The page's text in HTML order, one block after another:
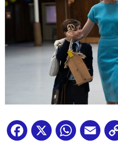
Facebook
X WhatsApp